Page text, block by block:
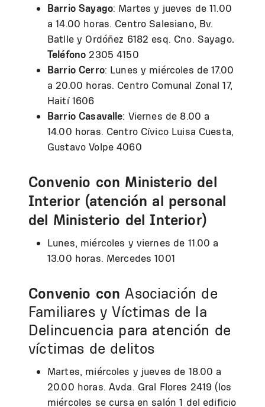
Barrio Sayago: Martes y jueves de 11.00
a 14.00 horas. Centro Salesiano, Bv.
Batlle y Ordóñez 6182 esq. Cno. Sayago.
Teléfono 2305 4150
Barrio Cerro: Lunes y miércoles de 17.00
a 20.00 horas. Centro Comunal Zonal 17,
Haití 1606
Barrio Casavalle: Viernes de 8.00 a
14.00 horas. Centro Cívico Luisa Cuesta,
Gustavo Volpe 4060
Convenio con Ministerio del
Interior (atención al personal
del Ministerio del Interior)
Lunes, miércoles y viernes de 11.00 a
13.00 horas. Mercedes 1001
Convenio conAsociación de
Familiares y Víctimas de la
Delincuencia para atención de
víctimas de delitos
Martes, miércoles y jueves de 18.00 a
20.00 horas. Avda. Gral Flores 2419 (los
miércoles se cursa en salón 1 del edificio